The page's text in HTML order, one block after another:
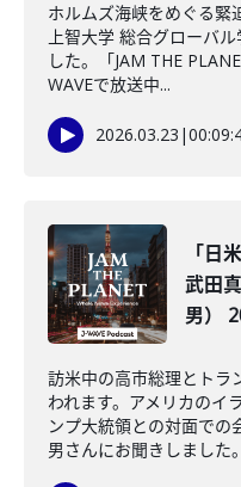
ホルムズ海峡をめぐる緊
上智大学 総合グローバ
した。「JAM THE
WAVEで放送中...
2026.03.23 |
「日
武田
男）
訪米中の高市総理とトラ
われます。アメリカのイ
ンプ大統領との対面での
男さんにお聞きしました